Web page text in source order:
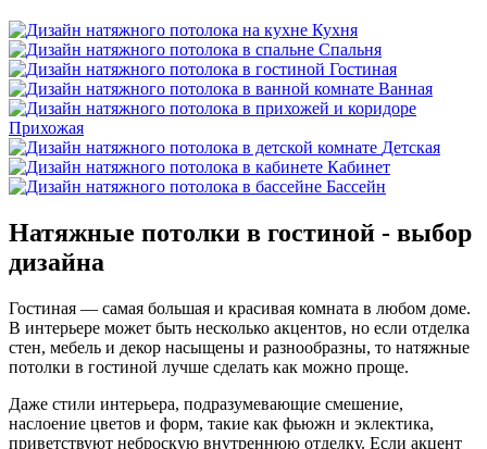
Кухня
Спальня
Гостиная
Ванная
Прихожая
Детская
Кабинет
Бассейн
Натяжные потолки в гостиной - выбор
дизайна
Гостиная — самая большая и красивая комната в любом доме.
В интерьере может быть несколько акцентов, но если отделка
стен, мебель и декор насыщены и разнообразны, то натяжные
потолки в гостиной лучше сделать как можно проще.
Даже стили интерьера, подразумевающие смешение,
наслоение цветов и форм, такие как фьюжн и эклектика,
приветствуют неброскую внутреннюю отделку. Если акцент